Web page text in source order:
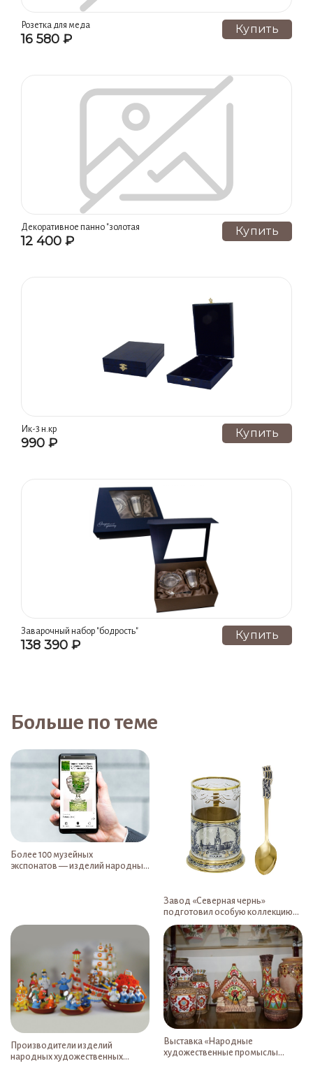
Розетка для меда
16 580 ₽
Купить
Декоративное панно "золотая
рыбка"
12 400 ₽
Купить
Ик-3 н.кр
990 ₽
Купить
Заварочный набор "бодрость"
138 390 ₽
Купить
Больше по теме
Более 100 музейных
экспонатов — изделий народных
Завод «Северная чернь»
подготовил особую коллекцию
серебряных изделий к 75-летию
победы в Великой
Отечественной войне
Производители изделий
народных художественных
Выставка «Народные
художественные промыслы